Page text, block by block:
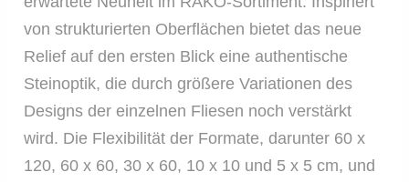
von strukturierten Oberflächen bietet das neue
Relief auf den ersten Blick eine authentische
Steinoptik, die durch größere Variationen des
Designs der einzelnen Fliesen noch verstärkt
wird. Die Flexibilität der Formate, darunter 60 x
120, 60 x 60, 30 x 60, 10 x 10 und 5 x 5 cm, und